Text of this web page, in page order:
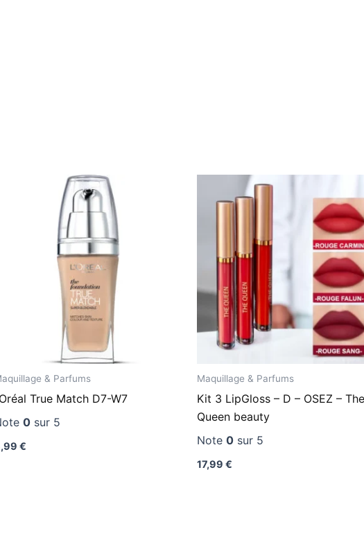
& Parfums
True Match D7-W7
0 sur 5
€
Maquillage & Parfums
Kit 3 LipGloss – D – OSEZ – The
Queen beauty
Note 0 sur 5
17,99 €